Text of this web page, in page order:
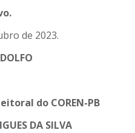
de 2023.
do COREN-PB
DA SILVA